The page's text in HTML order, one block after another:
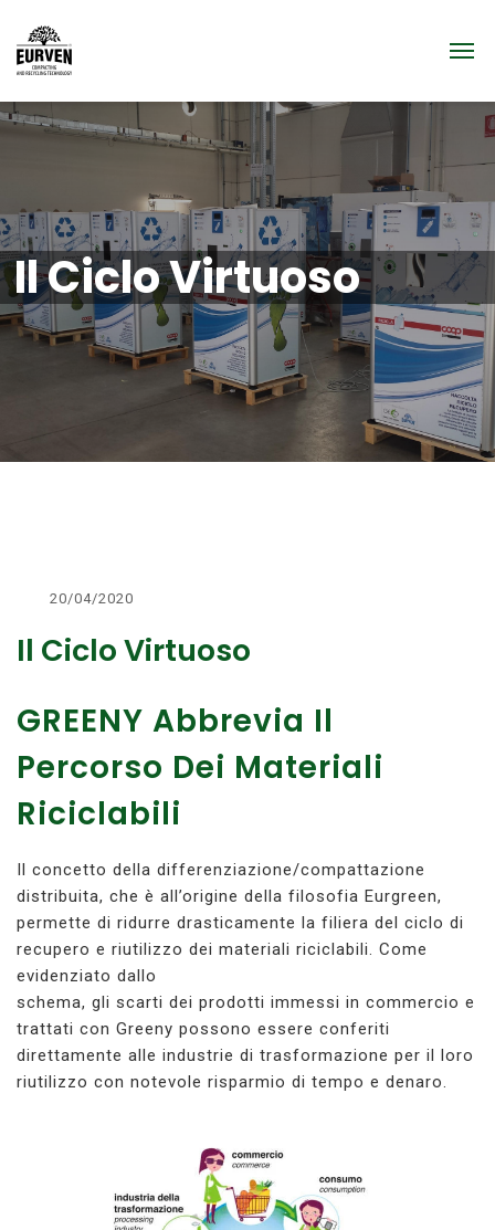
Il Ciclo Virtuoso
20/04/2020
Il Ciclo Virtuoso
GREENY Abbrevia Il
Percorso Dei Materiali
Riciclabili
Il concetto della differenziazione/compattazione
distribuita, che è all’origine della filosofia Eurgreen,
permette di ridurre drasticamente la filiera del ciclo di
recupero e riutilizzo dei materiali riciclabili. Come
evidenziato dallo
schema, gli scarti dei prodotti immessi in commercio e
trattati con Greeny possono essere conferiti
direttamente alle industrie di trasformazione per il loro
riutilizzo con notevole risparmio di tempo e denaro.